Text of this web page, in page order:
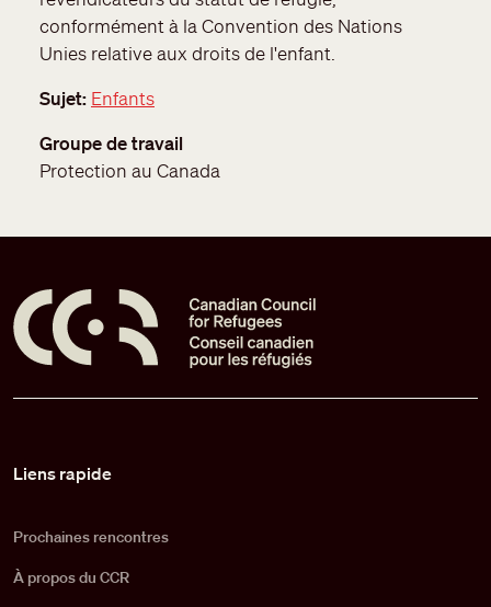
conformément à la Convention des Nations
Unies relative aux droits de l'enfant.
Sujet Enfants
Groupe de travail
Protection au Canada
Liens rapide
Prochaines rencontres
À propos du CCR